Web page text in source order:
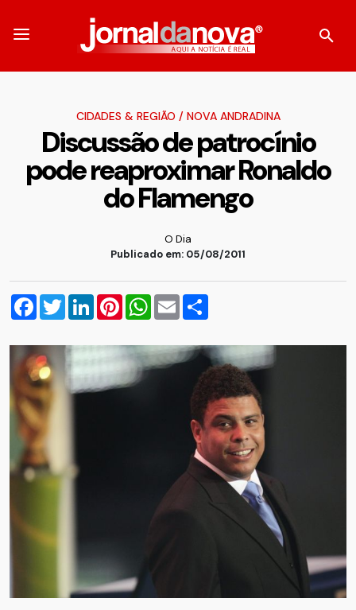
CIDADES & REGIÃO / NOVA ANDRADINA
Discussão de patrocínio
pode reaproximar Ronaldo
do Flamengo
O Dia
Publicado em: 05/08/2011
Facebook
TwitterLinkedInPinterestWhatsApp
Email